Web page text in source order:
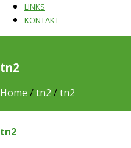
LINKS
KONTAKT
tn2
Home /tn2 /tn2
tn2